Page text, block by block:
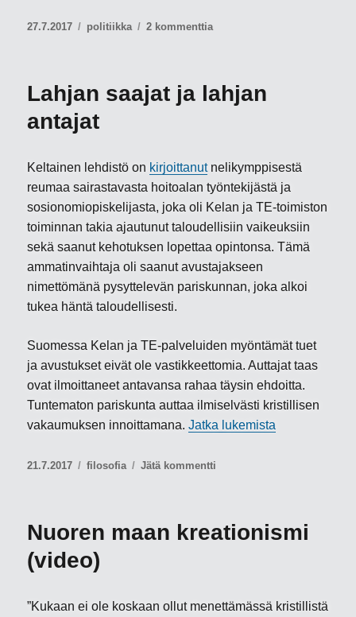
Julkaistu
27.7.2017 Kategoriat
politiikka 2 kommenttiaartikkeliin
muodoissa
Lahjan saajat ja lahjan
antajat
Keltainen lehdistö on kirjoittanutnelikymppisestä
reumaa sairastavasta hoitoalan työntekijästä ja
sosionomiopiskelijasta, joka oli Kelan ja TE-toimiston
toiminnan takia ajautunut taloudellisiin vaikeuksiin
sekä saanut kehotuksen lopettaa opintonsa. Tämä
ammatinvaihtaja oli saanut avustajakseen
nimettömänä pysyttelevän pariskunnan, joka alkoi
tukea häntä taloudellisesti.
Suomessa Kelan ja TE-palveluiden myöntämät tuet
ja avustukset eivät ole vastikkeettomia. Auttajat taas
ovat ilmoittaneet antavansa rahaa täysin ehdoitta.
Tuntematon pariskunta auttaa ilmiselvästi kristillisen
vakaumuksen innoittamana.Jatka lukemista
Julkaistu
21.7.2017 Kategoriat
filosofia Jätä kommentti
lahjan
Nuoren maan kreationismi
(video)
”Kukaan ei ole koskaan ollut menettämässä kristillistä